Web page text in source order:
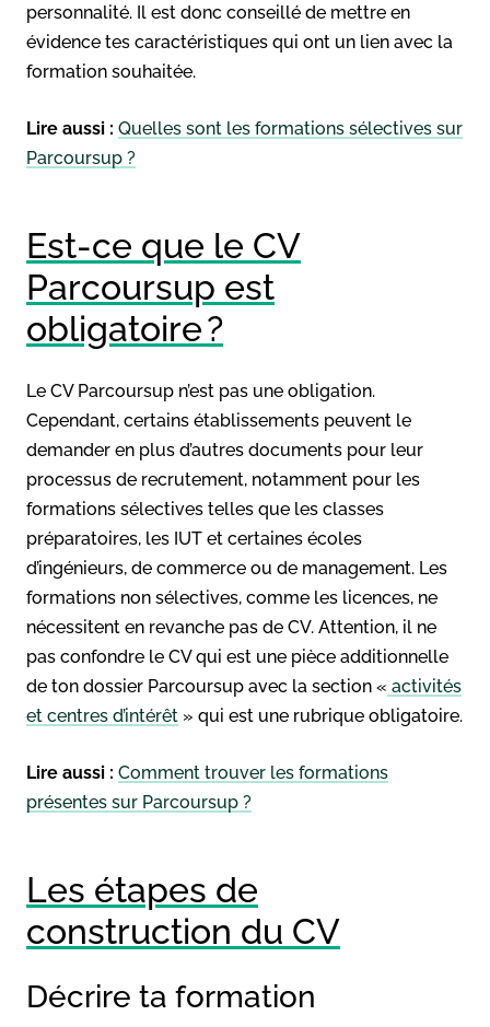
personnalité. Il est donc conseillé de mettre en
évidence tes caractéristiques qui ont un lien avec la
formation souhaitée.
Lire aussi : Quelles sont les formations sélectives sur
Parcoursup ?
Est-ce que le CV
Parcoursup est
obligatoire ?
Le CV Parcoursup n’est pas une obligation.
Cependant, certains établissements peuvent le
demander en plus d’autres documents pour leur
processus de recrutement, notamment pour les
formations sélectives telles que les classes
préparatoires, les IUT et certaines écoles
d’ingénieurs, de commerce ou de management. Les
formations non sélectives, comme les licences, ne
nécessitent en revanche pas de CV. Attention, il ne
pas confondre le CV qui est une pièce additionnelle
de ton dossier Parcoursup avec la section « activités
et centres d’intérêt » qui est une rubrique obligatoire.
Lire aussi : Comment trouver les formations
présentes sur Parcoursup ?
Les étapes de
construction du CV
Décrire ta formation